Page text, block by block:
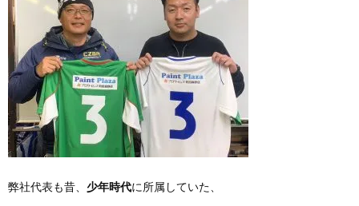
弊社代表も昔、 少年時代に所属していた、